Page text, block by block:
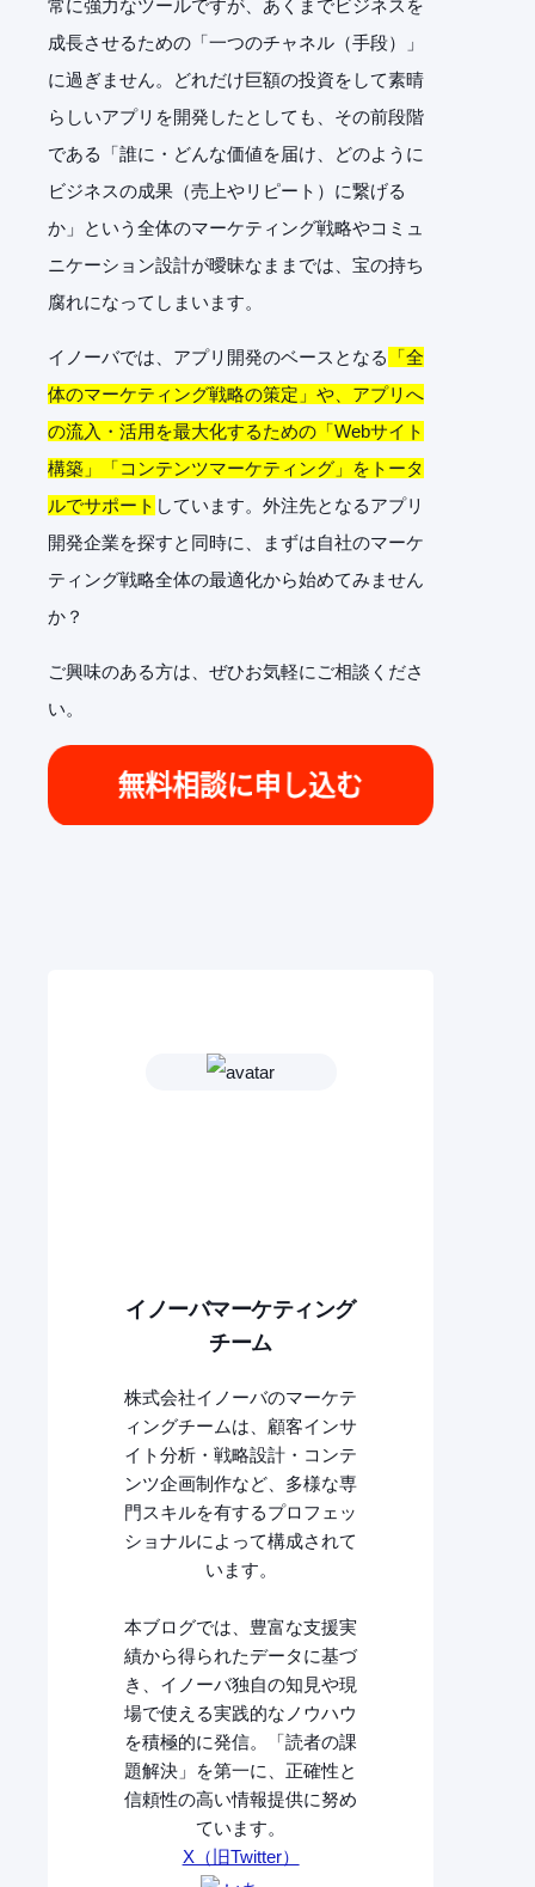
常に強力なツールですが、あくまでビジネスを
成長させるための「一つのチャネル（手段）」
に過ぎません。どれだけ巨額の投資をして素晴
らしいアプリを開発したとしても、その前段階
である「誰に・どんな価値を届け、どのように
ビジネスの成果（売上やリピート）に繋げる
か」という全体のマーケティング戦略やコミュ
ニケーション設計が曖昧なままでは、宝の持ち
腐れになってしまいます。
イノーバでは、アプリ開発のベースとなる
「全
体のマーケティング戦略の策定」や、アプリへ
の流入・活用を最大化するための「Webサイト
構築」「コンテンツマーケティング」をトータ
ルでサポート しています。外注先となるアプリ
開発企業を探すと同時に、まずは自社のマーケ
ティング戦略全体の最適化から始めてみません
か？
ご興味のある方は、ぜひお気軽にご相談くださ
い。
イノーバマーケティング
チーム
株式会社イノーバのマーケテ
ィングチームは、顧客インサ
イト分析・戦略設計・コンテ
ンツ企画制作など、多様な専
門スキルを有するプロフェッ
ショナルによって構成されて
います。
本ブログでは、豊富な支援実
績から得られたデータに基づ
き、イノーバ独自の知見や現
場で使える実践的なノウハウ
を積極的に発信。「読者の課
題解決」を第一に、正確性と
信頼性の高い情報提供に努め
ています。
X（旧Twitter）